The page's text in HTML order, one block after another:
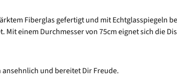
Fiberglas gefertigt und mit
einem Durchmesser von 75cm eignet sich die
und bereitet Dir Freude.